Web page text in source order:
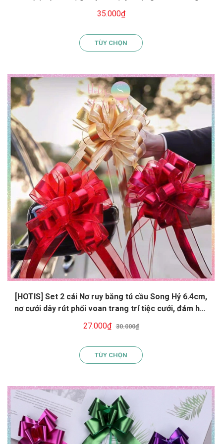
35.000₫
TÙY CHỌN
[HOTIS] Set 2 cái Nơ ruy băng tú cầu Song Hỷ 6.4cm,
nơ cưới dây rút phối voan trang trí tiệc cưới, đám hỏi,
nơ gắn xe hoa
27.000₫ 30.000₫
TÙY CHỌN